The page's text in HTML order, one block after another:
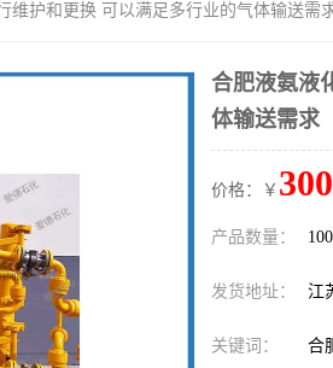
维护和更换 可以满足多行业的气体输送需
合肥液氨液
体输送需求
价格：￥
产品数量：
发货地址： 江
关键词： 合